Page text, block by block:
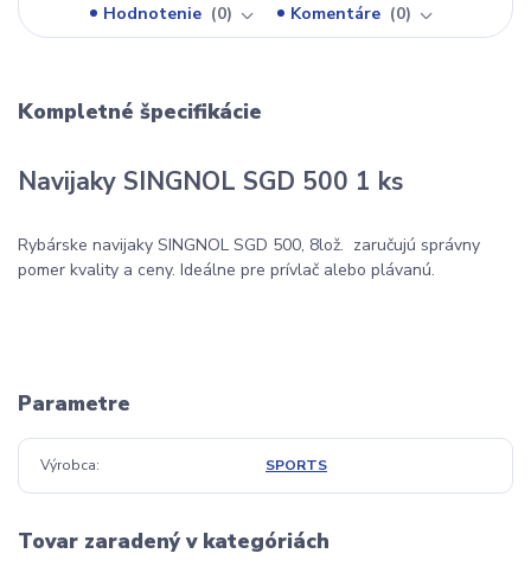
Hodnotenie
0 Komentáre 0
Kompletné špecifikácie
Navijaky SINGNOL SGD 500 1 ks
Rybárske navijaky SINGNOL SGD 500, 8lož. zaručujú správny
pomer kvality a ceny. Ideálne pre prívlač alebo plávanú.
Parametre
Výrobca SPORTS
Tovar zaradený v kategóriách